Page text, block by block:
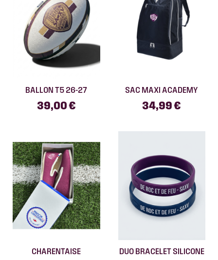
BALLON T5 26-27
39,00 €
SAC MAXI ACADEMY
34,99 €
CHARENTAISE DUO BRACELET SILICONE